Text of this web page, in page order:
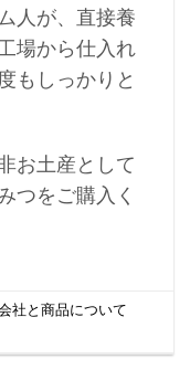
人が、直接養
場から仕入れ
もしっかりと
お土産として
つをご購入く
社と商品について